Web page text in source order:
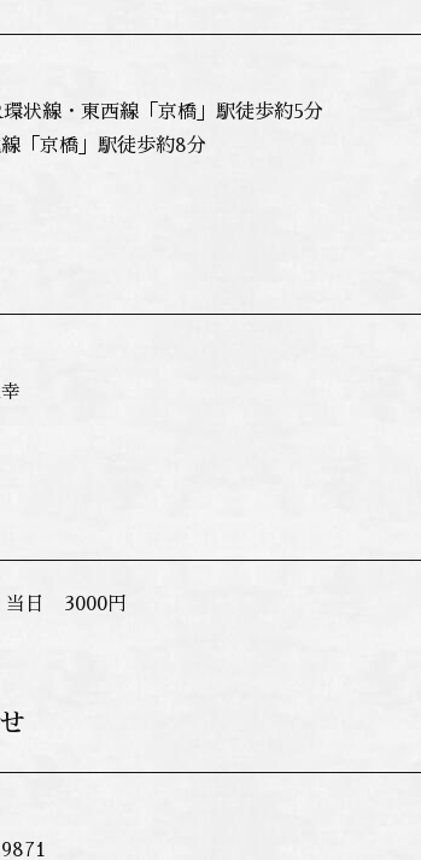
状線・東西線「京橋」駅徒歩約5分
「京橋」駅徒歩約8分
日 3000円